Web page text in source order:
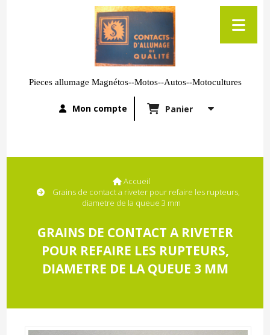
Pieces allumage Magnétos--Motos--Autos--Motocultures
Mon compte Panier
Accueil
Grains de contact a riveter pour refaire les rupteurs,
diametre de la queue 3 mm
GRAINS DE CONTACT A RIVETER
POUR REFAIRE LES RUPTEURS,
DIAMETRE DE LA QUEUE 3 MM